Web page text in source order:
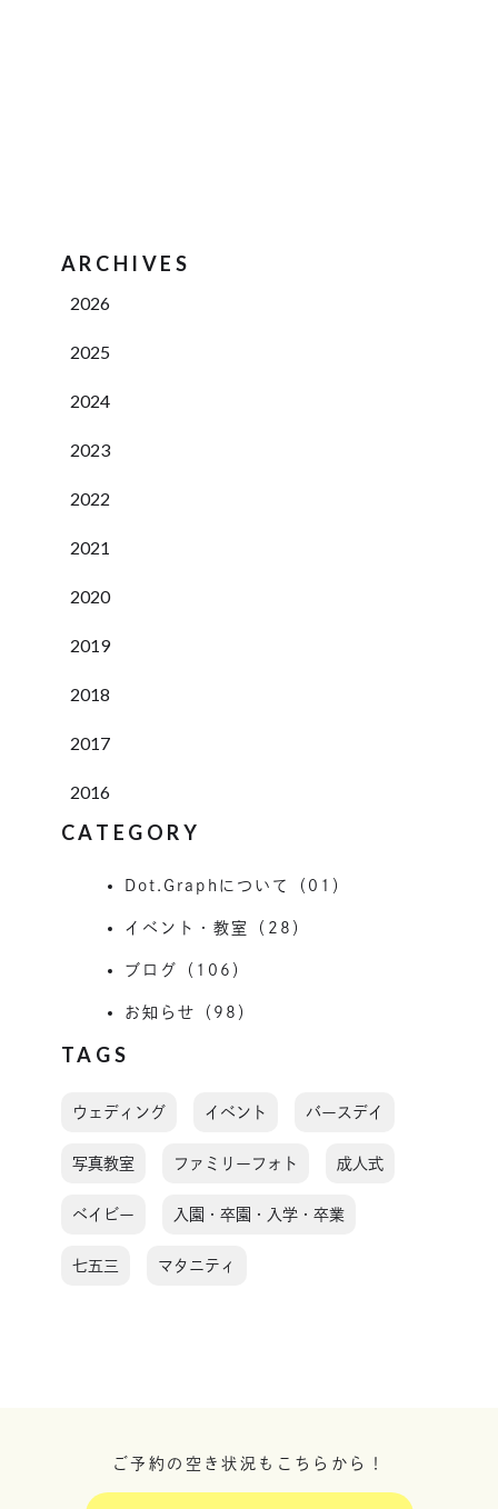
ARCHIVES
2026
2025
2024
2023
2022
2021
2020
2019
2018
2017
2016
CATEGORY
Dot.Graphについて（01）
イベント・教室（28）
ブログ（106）
お知らせ（98）
TAGS
ウェディング イベント バースデイ
写真教室 ファミリーフォト 成人式
ベイビー 入園・卒園・入学・卒業
七五三 マタニティ
ご予約の空き状況もこちらから！